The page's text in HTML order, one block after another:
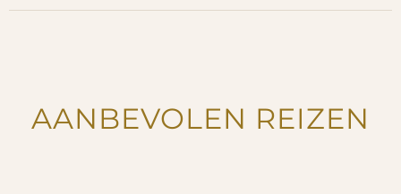
AANBEVOLEN REIZEN